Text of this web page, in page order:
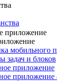
приложение
мобильного
задач и блоков
приложение